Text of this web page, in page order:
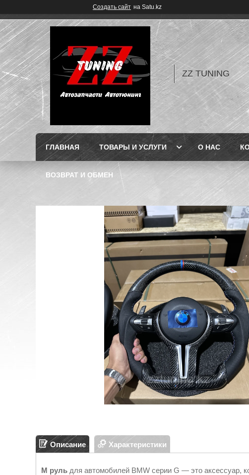
Создать сайт на Satu.kz
ZZ TUNING
ГЛАВНАЯ ТОВАРЫ И УСЛУГИ О НАС
ВОЗВРАТ И ОБМЕН
Описание Характеристики
M руль для автомобилей BMW серии G — это аксессуар,